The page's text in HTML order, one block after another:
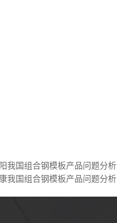
我国组合钢模板产品问题分析
我国组合钢模板产品问题分析